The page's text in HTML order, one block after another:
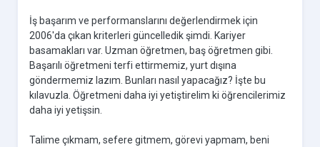
İş başarım ve performanslarını değerlendirmek için
2006'da çıkan kriterleri güncelledik şimdi. Kariyer
basamakları var. Uzman öğretmen, baş öğretmen gibi.
Başarılı öğretmeni terfi ettirmemiz, yurt dışına
göndermemiz lazım. Bunları nasıl yapacağız? İşte bu
kılavuzla. Öğretmeni daha iyi yetiştirelim ki öğrencilerimiz
daha iyi yetişsin.
Talime çıkmam, sefere gitmem, görevi yapmam, beni